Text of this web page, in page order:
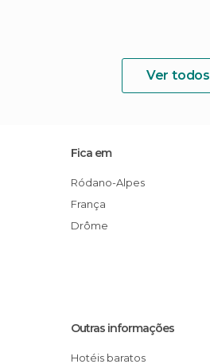
Ver todos
Fica em
Ródano-Alpes
França
Drôme
Outras informações
Hotéis baratos